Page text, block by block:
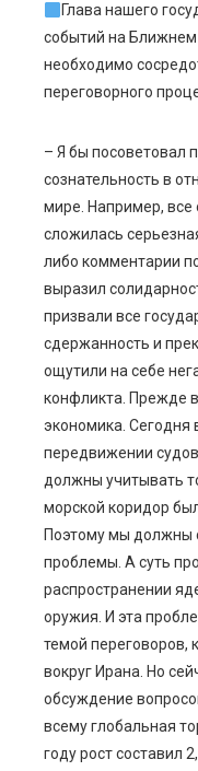
Глава нашего
событий на
необходимо
переговорного
– Я бы посоветовал
сознательность в
мире. Например,
сложилась
либо комментарии
выразил
призвали все
сдержанность и
ощутили на себе
конфликта. Прежде
экономика. Сегодня
передвижении
должны учитывать
морской коридор
Поэтому мы должны
проблемы. А суть
распространении
оружия. И эта
темой переговоров,
вокруг Ирана. Но
обсуждение
всему глобальная
году рост составил